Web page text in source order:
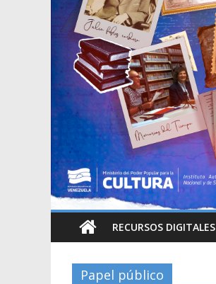
RECURSOS DIGITALES
Papel público